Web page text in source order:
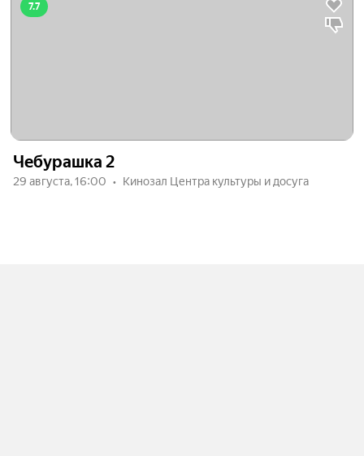
7.7
Чебурашка 2
29 августа, 16:00 Кинозал Центра культуры и досуга